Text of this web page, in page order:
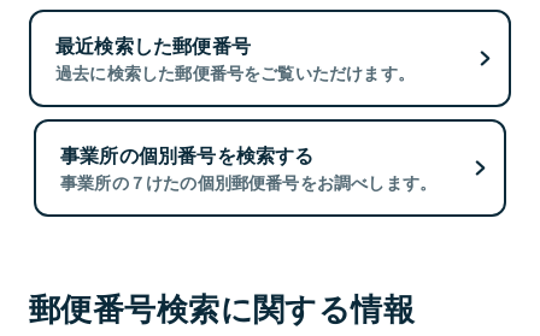
最近検索した郵便番号
過去に検索した郵便番号をご覧いただけます。
事業所の個別番号を検索する
事業所の７けたの個別郵便番号をお調べします。
郵便番号検索に関する情報